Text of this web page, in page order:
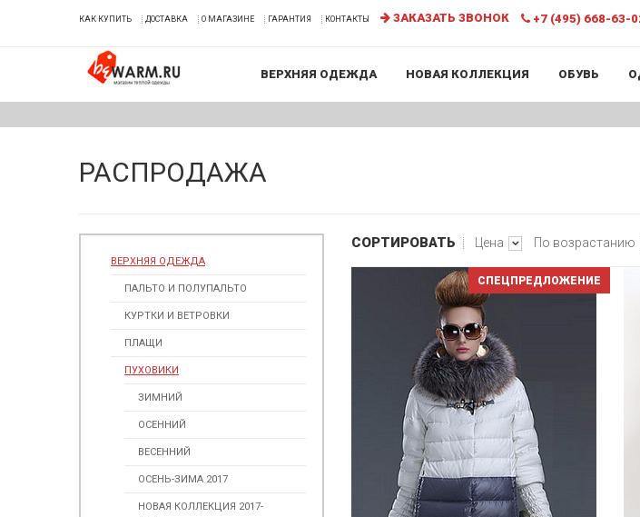
КАК КУПИТЬ ДОСТАВКА О МАГАЗИНЕ ГАРАНТИЯ КОНТАКТЫ ЗАКАЗАТЬ ЗВОНОК +7 (495) 668-63-
ВЕРХНЯЯ ОДЕЖДА НОВАЯ КОЛЛЕКЦИЯ ОБУВЬ
РАСПРОДАЖА
ВЕРХНЯЯ ОДЕЖДА
ПАЛЬТО И ПОЛУПАЛЬТО
КУРТКИ И ВЕТРОВКИ
ПЛАЩИ
ПУХОВИКИ
ЗИМНИЙ
ОСЕННИЙ
ВЕСЕННИЙ
ОСЕНЬ-ЗИМА 2017
НОВАЯ КОЛЛЕКЦИЯ 2017-
СОРТИРОВАТЬ Цена По возрастанию
СПЕЦПРЕДЛОЖЕНИЕ